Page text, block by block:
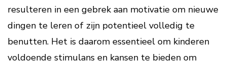
resulteren in een gebrek aan motivatie om nieuwe
dingen te leren of zijn potentieel volledig te
benutten. Het is daarom essentieel om kinderen
voldoende stimulans en kansen te bieden om